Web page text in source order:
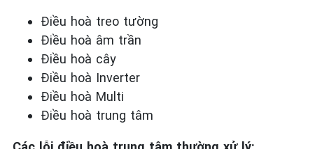
Điều hoà treo tường
Điều hoà âm trần
Điều hoà cây
Điều hoà Inverter
Điều hoà Multi
Điều hoà trung tâm